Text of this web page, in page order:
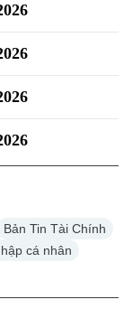
Bản Tin Tài Chính
cá nhân